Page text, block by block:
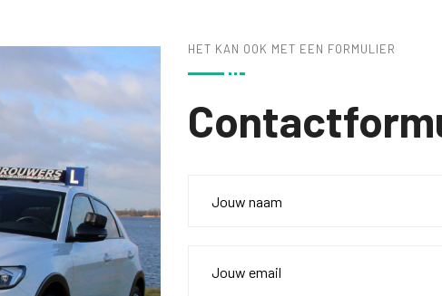
HET KAN OOK MET EEN FORMULIER